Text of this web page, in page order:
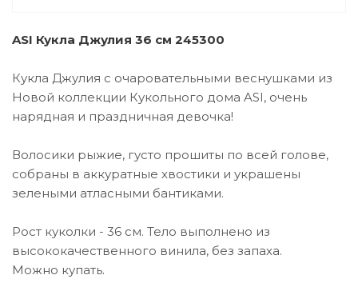
ASI Кукла Джулия 36 см 245300
Кукла Джулия с очаровательными веснушками из
Новой коллекции Кукольного дома ASI, очень
нарядная и праздничная девочка!
Волосики рыжие, густо прошиты по всей голове,
собраны в аккуратные хвостики и украшены
зелеными атласными бантиками.
Рост куколки - 36 см. Тело выполнено из
высококачественного винила, без запаха.
Можно купать.